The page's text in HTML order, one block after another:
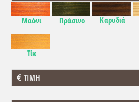
Μαόνι Πράσινο Καρυδιά
Τίκ
ΤΙΜΗ